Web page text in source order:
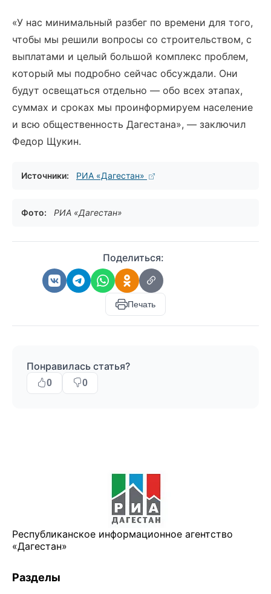
«У нас минимальный разбег по времени для того,
чтобы мы решили вопросы со строительством, с
выплатами и целый большой комплекс проблем,
который мы подробно сейчас обсуждали. Они
будут освещаться отдельно — обо всех этапах,
суммах и сроках мы проинформируем население
и всю общественность Дагестана», — заключил
Федор Щукин.
Источники: РИА «Дагестан»
Фото: РИА «Дагестан»
Поделиться:
Печать
Понравилась статья?
0 0
Республиканское информационное агентство
«Дагестан»
Разделы